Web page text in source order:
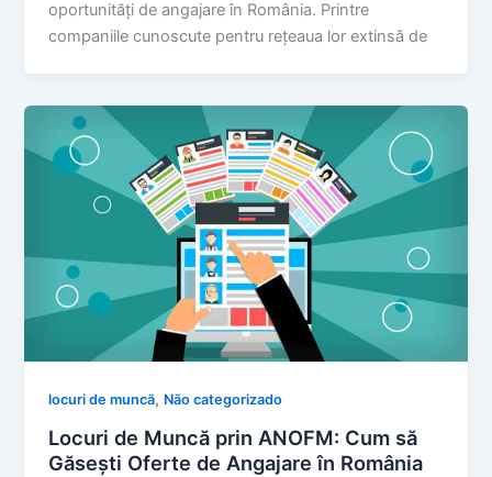
oportunități de angajare în România. Printre
companiile cunoscute pentru rețeaua lor extinsă de
locuri de muncă, Não categorizado
Locuri de Muncă prin ANOFM: Cum să
Găsești Oferte de Angajare în România